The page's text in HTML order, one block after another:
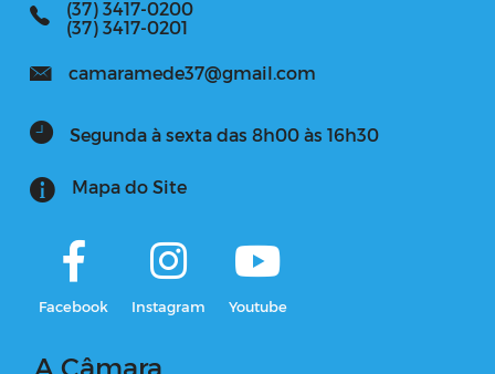
(37) 3417-0200
(37) 3417-0201
camaramede37@gmail.com
Segunda à sexta das 8h00 às 16h30
Mapa do Site
Facebook Instagram Youtube
A Câmara